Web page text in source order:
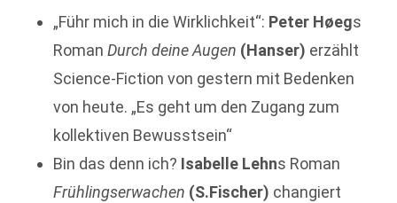
„Führ mich in die Wirklichkeit“: Peter Høegs
Roman Durch deine Augen (Hanser) erzählt
Science-Fiction von gestern mit Bedenken
von heute. „Es geht um den Zugang zum
kollektiven Bewusstsein“
Bin das denn ich? Isabelle Lehns Roman
Frühlingserwachen (S.Fischer) changiert